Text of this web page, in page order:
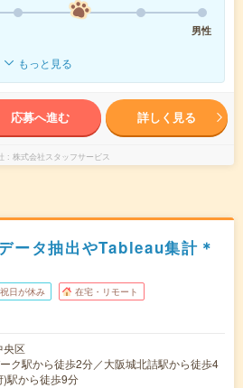
男性
もっと見る
応募へ進む 詳しく見る
株式会社スタッフサービス
ータ抽出やTableau集計＊
日が休み 在宅・リモート
央区
ク駅から徒歩2分／大阪城北詰駅から徒歩4
駅から徒歩9分